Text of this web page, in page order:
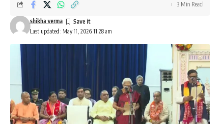
Last updated: May 11, 2026 11:28 am
shikha verma
3 Min Read